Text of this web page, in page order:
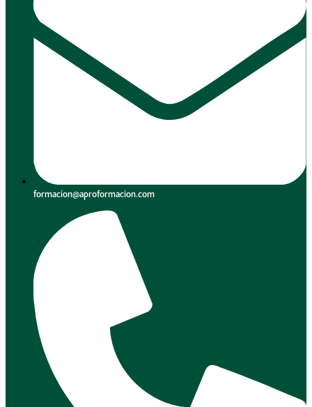
formacion@aproformacion.com